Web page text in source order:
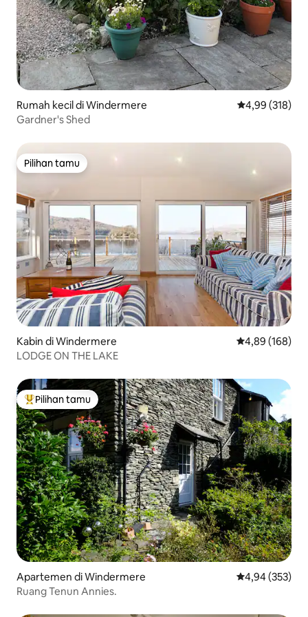
Rumah kecil di Windermere Nilai rata-rata
4,99 (318)
Gardner's Shed
Pilihan tamu
Pilihan tamu
Kabin di Windermere Nilai rata-rata
4,89 (168)
LODGE ON THE LAKE
Pilihan tamu terpopuler
Pilihan tamu
Apartemen di Windermere Nilai rata-rata
4,94 (353)
Ruang Tenun Annies.